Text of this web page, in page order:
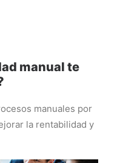
manual te
manuales por
la rentabilidad y